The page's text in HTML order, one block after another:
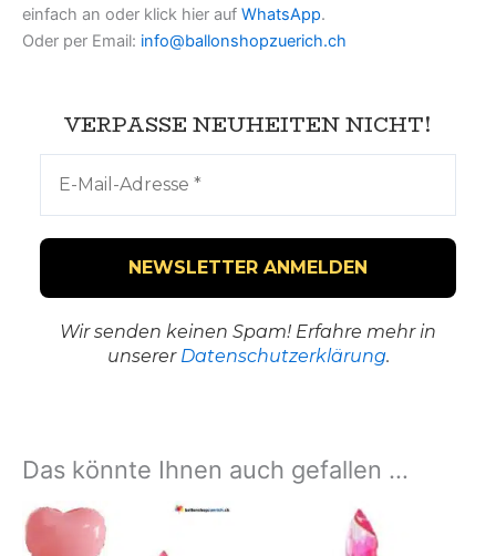
einfach an oder klick hier auf WhatsApp.
Oder per Email: info@ballonshopzuerich.ch
VERPASSE NEUHEITEN NICHT!
Wir senden keinen Spam! Erfahre mehr in
unserer Datenschutzerklärung.
Das könnte Ihnen auch gefallen …
Dieses